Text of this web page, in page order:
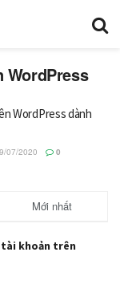
WordPress
WordPress dành
07/2020 0
Mới nhất
tài khoản trên